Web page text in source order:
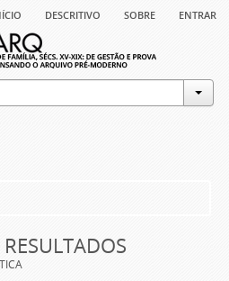
descritivo sobre entrar